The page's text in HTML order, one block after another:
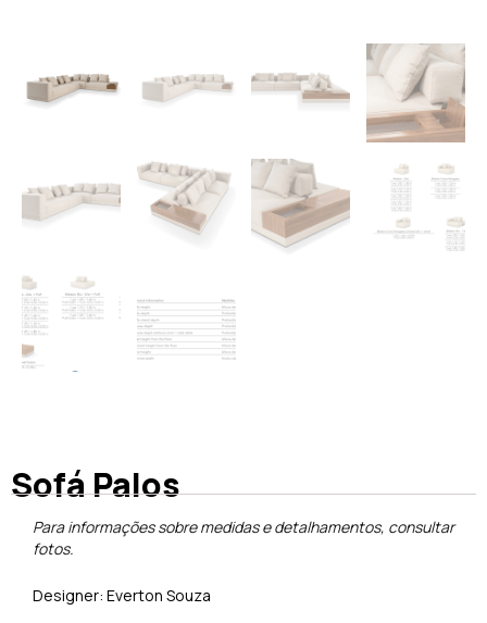
Sofá Palos
Para informações sobre medidas e detalhamentos, consultar
fotos.
Designer: Everton Souza